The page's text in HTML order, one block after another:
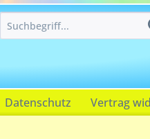
Datenschutz Vertrag